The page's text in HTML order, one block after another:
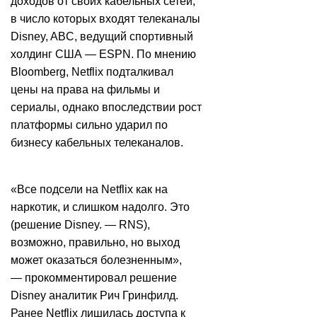
в число которых входят телеканалы
Disney, ABC, ведущий спортивный
холдинг США — ESPN. По мнению
Bloomberg, Netflix подталкивал
цены на права на фильмы и
сериалы, однако впоследствии рост
платформы сильно ударил по
бизнесу кабельных телеканалов.
«Все подсели на Netflix как на
наркотик, и слишком надолго. Это
(решение Disney. — RNS),
возможно, правильно, но выход
может оказаться болезненным»,
— прокомментировал решение
Disney аналитик Рич Гринфилд.
Ранее Netflix лишилась доступа к